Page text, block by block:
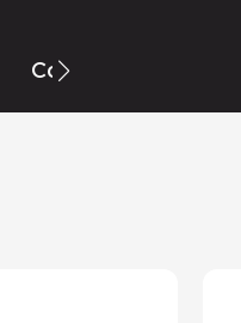
Contáctenos